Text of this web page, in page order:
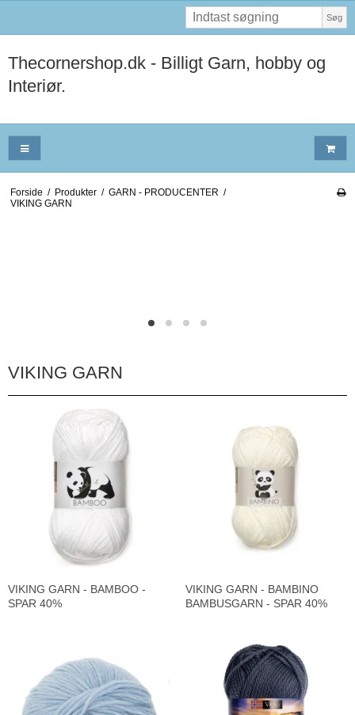
Søg
Thecornershop.dk - Billigt Garn, hobby og
Interiør.
Forside / Produkter / GARN - PRODUCENTER /
VIKING GARN
VIKING GARN
VIKING GARN - BAMBOO -
SPAR 40%
VIKING GARN - BAMBINO
BAMBUSGARN - SPAR 40%